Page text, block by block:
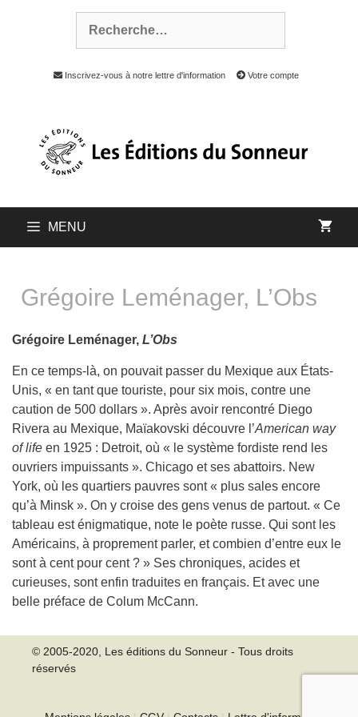
Inscrivez-vous à notre lettre d'information Votre compte
MENU
Grégoire Leménager, L’Obs
Grégoire Leménager, L’Obs
En ce temps-là, on pouvait passer du Mexique aux États-
Unis, « en tant que touriste, pour six mois, contre une
caution de 500 dollars ». Après avoir rencontré Diego
Rivera au Mexique, Maïakovski découvre l’American way
of life en 1925 : Detroit, où « le système fordiste rend les
ouvriers impuissants ». Chicago et ses abattoirs. New
York, où les quartiers pauvres sont « plus sales encore
qu’à Minsk ». On y croise des gens venus de partout. « Ce
tableau est énigmatique, note le poète russe. Qui sont les
Américains, à proprement parler, et combien d’entre eux le
sont à cent pour cent ? » Ses chroniques, acides et
curieuses, sont enfin traduites en français. Et avec une
belle préface de Colum McCann.
© 2005-2020, Les éditions du Sonneur - Tous droits
réservés